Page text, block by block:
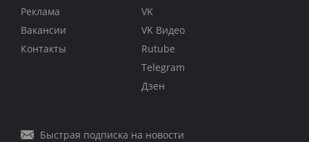
Реклама
Вакансии
Контакты
VK
VK Видео
Rutube
Telegram
Дзен
Быстрая подписка на новости